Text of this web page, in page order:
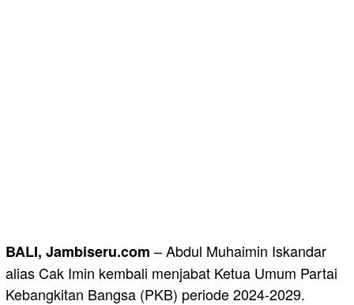
BALI, Jambiseru.com – Abdul Muhaimin Iskandar
alias Cak Imin kembali menjabat Ketua Umum Partai
Kebangkitan Bangsa (PKB) periode 2024-2029.